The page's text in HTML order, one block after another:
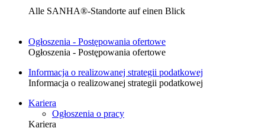
Alle SANHA®-Standorte auf einen Blick
Ogłoszenia - Postępowania ofertowe
Ogłoszenia - Postępowania ofertowe
Informacja o realizowanej strategii podatkowej
Informacja o realizowanej strategii podatkowej
Kariera
Ogłoszenia o pracy
Kariera